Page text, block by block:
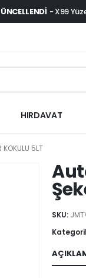
- X99
HIRDAVAT
KOKULU 5LT
SKU: